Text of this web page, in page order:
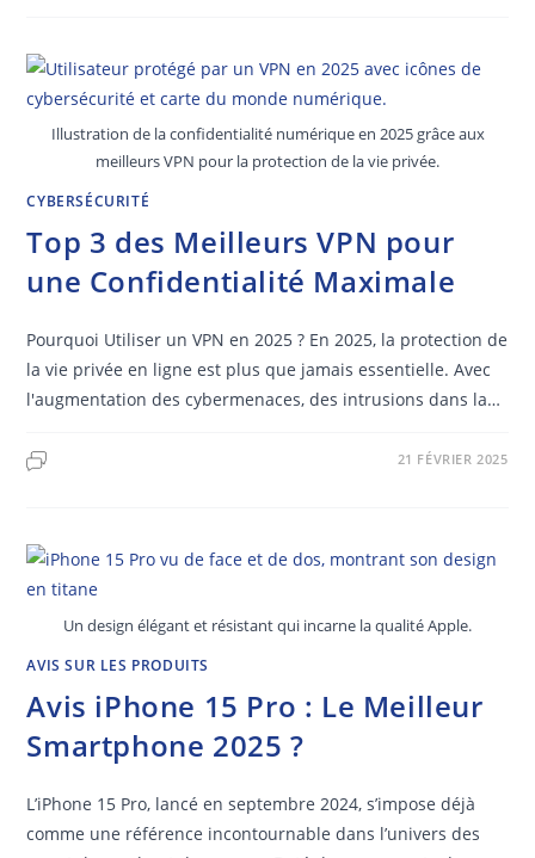
Illustration de la confidentialité numérique en 2025 grâce aux
meilleurs VPN pour la protection de la vie privée.
CYBERSÉCURITÉ
Top 3 des Meilleurs VPN pour
une Confidentialité Maximale
Pourquoi Utiliser un VPN en 2025 ? En 2025, la protection de
la vie privée en ligne est plus que jamais essentielle. Avec
l'augmentation des cybermenaces, des intrusions dans la…
21 FÉVRIER 2025
Un design élégant et résistant qui incarne la qualité Apple.
AVIS SUR LES PRODUITS
Avis iPhone 15 Pro : Le Meilleur
Smartphone 2025 ?
L’iPhone 15 Pro, lancé en septembre 2024, s’impose déjà
comme une référence incontournable dans l’univers des